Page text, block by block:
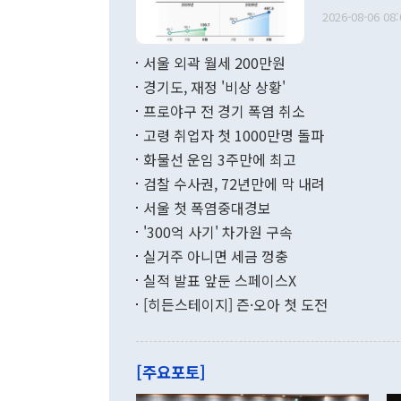
다. [정동영 통일부 장관이 지난달 23일 오후 서울 종로구 정부서울청사에
무너졌다고
함께 4자 대
"우리의 선
관은 업무
이 9월 러시
료=한국은행] 한국은행이 6일 발표한 '2026년 6월 국제수지(잠정)'
며 월간 기
196.9% 급
수출은
기록했지만
로 전환됐다.
는 배당수입
2026-08-06
서울 외곽 월세 200만원
경기도, 재정 '비상 상황'
프로야구 전 경기 폭염 취소
고령 취업자 첫 1000만명 돌파
화물선 운임 3주만에 최고
검찰 수사권, 72년만에 막 내려
서울 첫 폭염중대경보
'300억 사기' 차가원 구속
실거주 아니면 세금 껑충
실적 발표 앞둔 스페이스X
[히든스테이지] 즌·오아 첫 도전
[주요포토]